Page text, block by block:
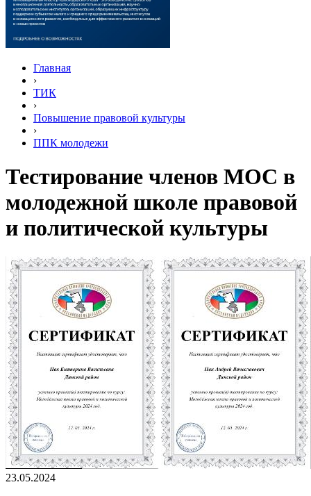
Главная
›
ТИК
›
Повышение правовой культуры
›
ППК молодежи
Тестирование членов МОС в
молодежной школе правовой
и политической культуры
23.05.2024